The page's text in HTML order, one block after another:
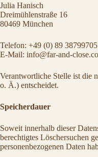
Julia Hanisch
Dreimühlenstraße 16
80469 München
Telefon: +49 (0) 89 38799705
E-Mail: info@far-and-
Verantwortliche Stelle ist die
o. Ä.) entscheidet.
Speicherdauer
Soweit innerhalb dieser
berechtigtes Löschersuchen
personenbezogenen Daten